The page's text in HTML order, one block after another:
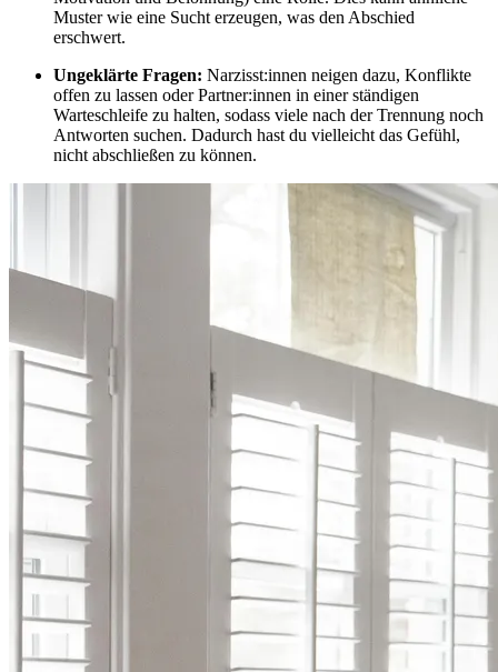
Muster wie eine Sucht erzeugen, was den Abschied
erschwert.
Ungeklärte Fragen: Narzisst:innen neigen dazu, Konflikte
offen zu lassen oder Partner:innen in einer ständigen
Warteschleife zu halten, sodass viele nach der Trennung noch
Antworten suchen. Dadurch hast du vielleicht das Gefühl,
nicht abschließen zu können.